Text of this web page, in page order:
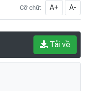
Cỡ chữ: A+ A-
Tải về